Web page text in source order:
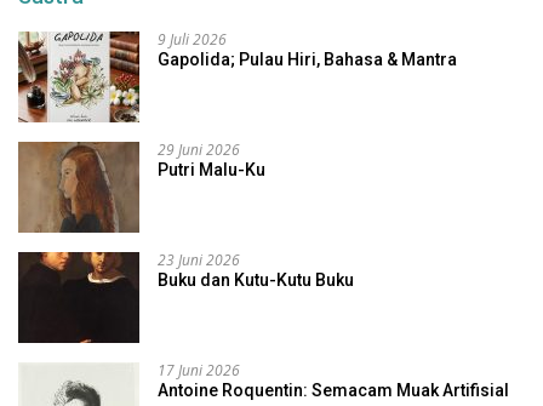
9 Juli 2026
Gapolida; Pulau Hiri, Bahasa & Mantra
29 Juni 2026
Putri Malu-Ku
23 Juni 2026
Buku dan Kutu-Kutu Buku
17 Juni 2026
Antoine Roquentin: Semacam Muak Artifisial